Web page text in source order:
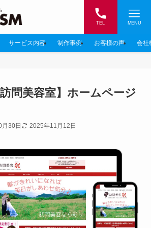
TEL MENU
サービス内容 制作事例 お客様の声 会社
訪問美容室】ホームページ
30日 2025年11月12日